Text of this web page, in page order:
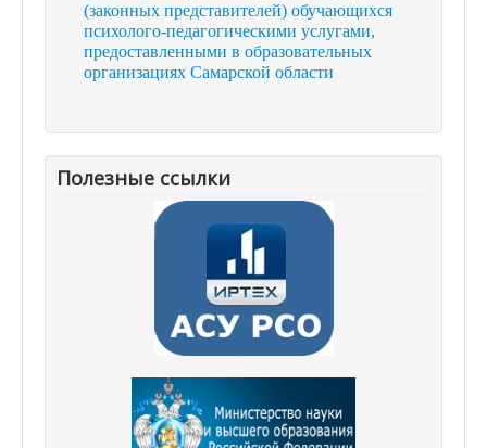
(законных представителей) обучающихся
психолого-педагогическими услугами,
предоставленными в образовательных
организациях Самарской области
Полезные ссылки